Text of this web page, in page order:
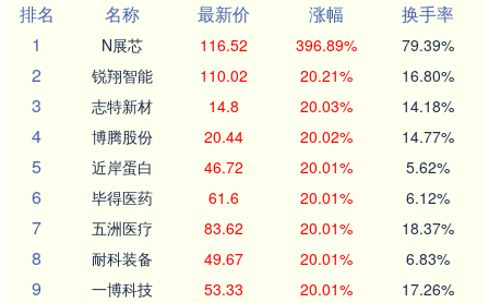
排名
名称 最新价 涨幅
换手率
1
N展芯 116.52 396.89% 79.39%
2 锐翔智能 110.02 20.21% 16.80%
3 志特新材 14.8 20.03% 14.18%
4 博腾股份 20.44 20.02% 14.77%
5 近岸蛋白 46.72 20.01% 5.62%
6 毕得医药 61.6 20.01% 6.12%
7 五洲医疗 83.62 20.01% 18.37%
8 耐科装备 49.67 20.01% 6.83%
9 一博科技 53.33 20.01% 17.26%